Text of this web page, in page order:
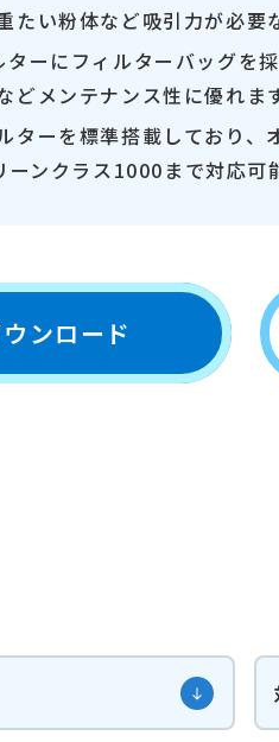
たい粉体など吸引力が必要
ターにフィルターバッグを
どメンテナンス性に優れます
ターを標準搭載しており
ンクラス1000まで対応可
ンロード